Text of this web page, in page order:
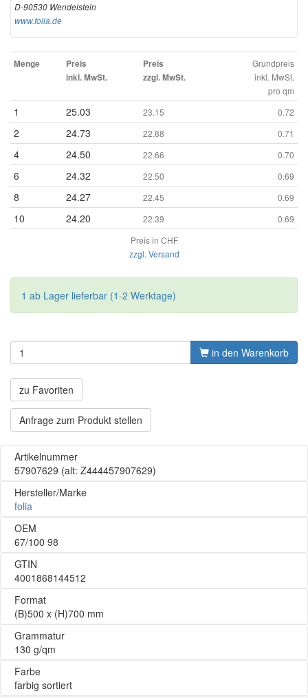
D-90530 Wendelstein
www.folia.de
Menge
Preis
inkl. MwSt.
Preis
zzgl. MwSt.
Grundpreis
inkl. MwSt.
pro qm
1 25.03 23.15 0.72
2 24.73 22.88 0.71
4 24.50 22.66 0.70
6 24.32 22.50 0.69
8 24.27 22.45 0.69
10 24.20 22.39
0.69
Preis in CHF
zzgl. Versand
1 ab Lager lieferbar (1-2 Werktage)
in den Warenkorb
zu Favoriten
Anfrage zum Produkt stellen
Artikelnummer
57907629 (alt: Z444457907629)
Hersteller/Marke
folia
OEM
67/100 98
GTIN
4001868144512
Format
(B)500 x (H)700 mm
Grammatur
130 g/qm
Farbe
farbig sortiert